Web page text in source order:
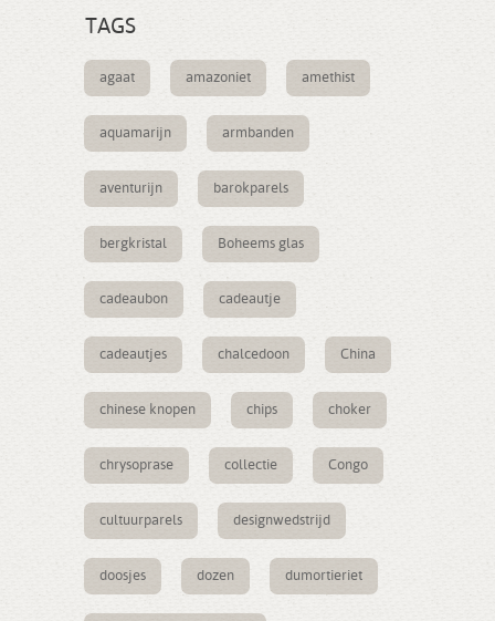
TAGS
agaat amazoniet amethist
aquamarijn armbanden
aventurijn barokparels
bergkristal Boheems glas
cadeaubon cadeautje
cadeautjes chalcedoon China
chinese knopen chips choker
chrysoprase collectie Congo
cultuurparels designwedstrijd
doosjes dozen dumortieriet